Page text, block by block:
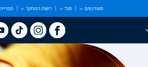
סטודנטים סגל רשות המחקר ספרייה